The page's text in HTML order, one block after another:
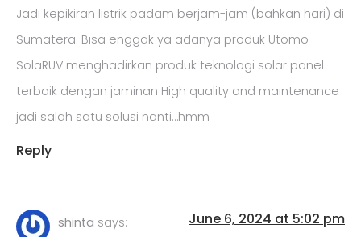
Jadi kepikiran listrik padam berjam-jam (bahkan hari) di
Sumatera. Bisa enggak ya adanya produk Utomo
SolaRUV menghadirkan produk teknologi solar panel
terbaik dengan jaminan High quality and maintenance
jadi salah satu solusi nanti…hmm
Reply
shinta says: June 6, 2024 at 5:02 pm